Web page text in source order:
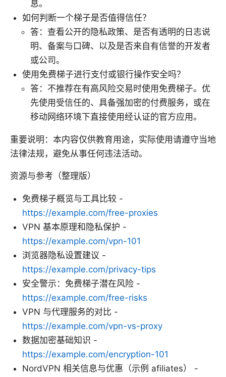
息。
如何判断一个梯子是否值得信任？
答：查看公开的隐私政策、是否有透明的日志说
明、备案与口碑、以及是否来自有信誉的开发者
或公司。
使用免费梯子进行支付或银行操作安全吗？
答：不推荐在有高风险交易时使用免费梯子。优
先使用受信任的、具备强加密的付费服务，或在
移动网络环境下直接使用经认证的官方应用。
重要说明：本内容仅供教育用途，实际使用请遵守当地
法律法规，避免从事任何违法活动。
资源与参考（整理版）
免费梯子概览与工具比较 -
https://example.com/free-proxies
VPN 基本原理和隐私保护 -
https://example.com/vpn-101
浏览器隐私设置建议 -
https://example.com/privacy-tips
安全警示：免费梯子潜在风险 -
https://example.com/free-risks
VPN 与代理服务的对比 -
https://example.com/vpn-vs-proxy
数据加密基础知识 -
https://example.com/encryption-101
NordVPN 相关信息与优惠（示例 afiliates） -